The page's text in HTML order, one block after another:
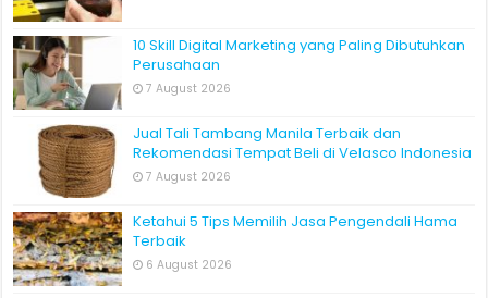
10 Skill Digital Marketing yang Paling Dibutuhkan
Perusahaan
7 August 2026
Jual Tali Tambang Manila Terbaik dan
Rekomendasi Tempat Beli di Velasco Indonesia
7 August 2026
Ketahui 5 Tips Memilih Jasa Pengendali Hama
Terbaik
6 August 2026